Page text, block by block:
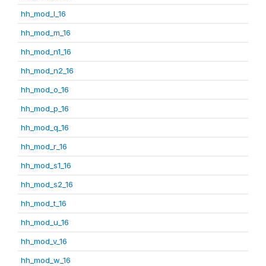
hh_mod_l_16
hh_mod_m_16
hh_mod_n1_16
hh_mod_n2_16
hh_mod_o_16
hh_mod_p_16
hh_mod_q_16
hh_mod_r_16
hh_mod_s1_16
hh_mod_s2_16
hh_mod_t_16
hh_mod_u_16
hh_mod_v_16
hh_mod_w_16